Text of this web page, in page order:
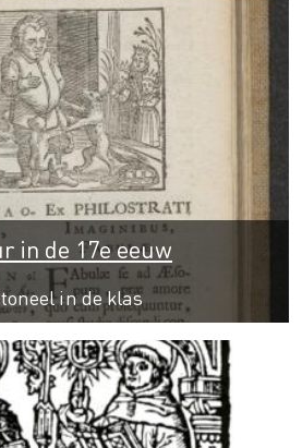
in de 17e eeuw
in de klas